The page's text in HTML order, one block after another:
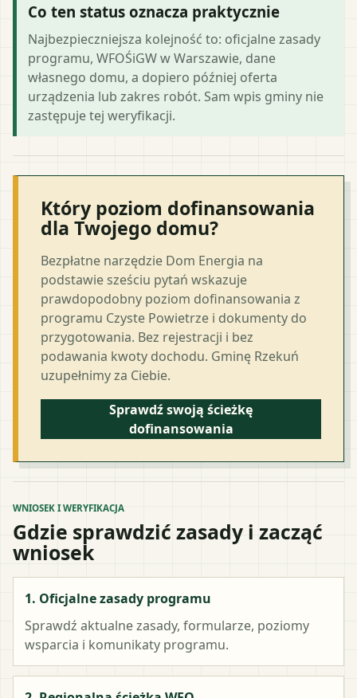
Co ten status oznacza praktycznie
Najbezpieczniejsza kolejność to: oficjalne zasady
programu, WFOŚiGW w Warszawie, dane
własnego domu, a dopiero później oferta
urządzenia lub zakres robót. Sam wpis gminy nie
zastępuje tej weryfikacji.
Który poziom dofinansowania
dla Twojego domu?
Bezpłatne narzędzie Dom Energia na
podstawie sześciu pytań wskazuje
prawdopodobny poziom dofinansowania z
programu Czyste Powietrze i dokumenty do
przygotowania. Bez rejestracji i bez
podawania kwoty dochodu. Gminę Rzekuń
uzupełnimy za Ciebie.
Sprawdź swoją ścieżkę
dofinansowania
WNIOSEK I WERYFIKACJA
Gdzie sprawdzić zasady i zacząć
wniosek
1. Oficjalne zasady programu
Sprawdź aktualne zasady, formularze, poziomy
wsparcia i komunikaty programu.